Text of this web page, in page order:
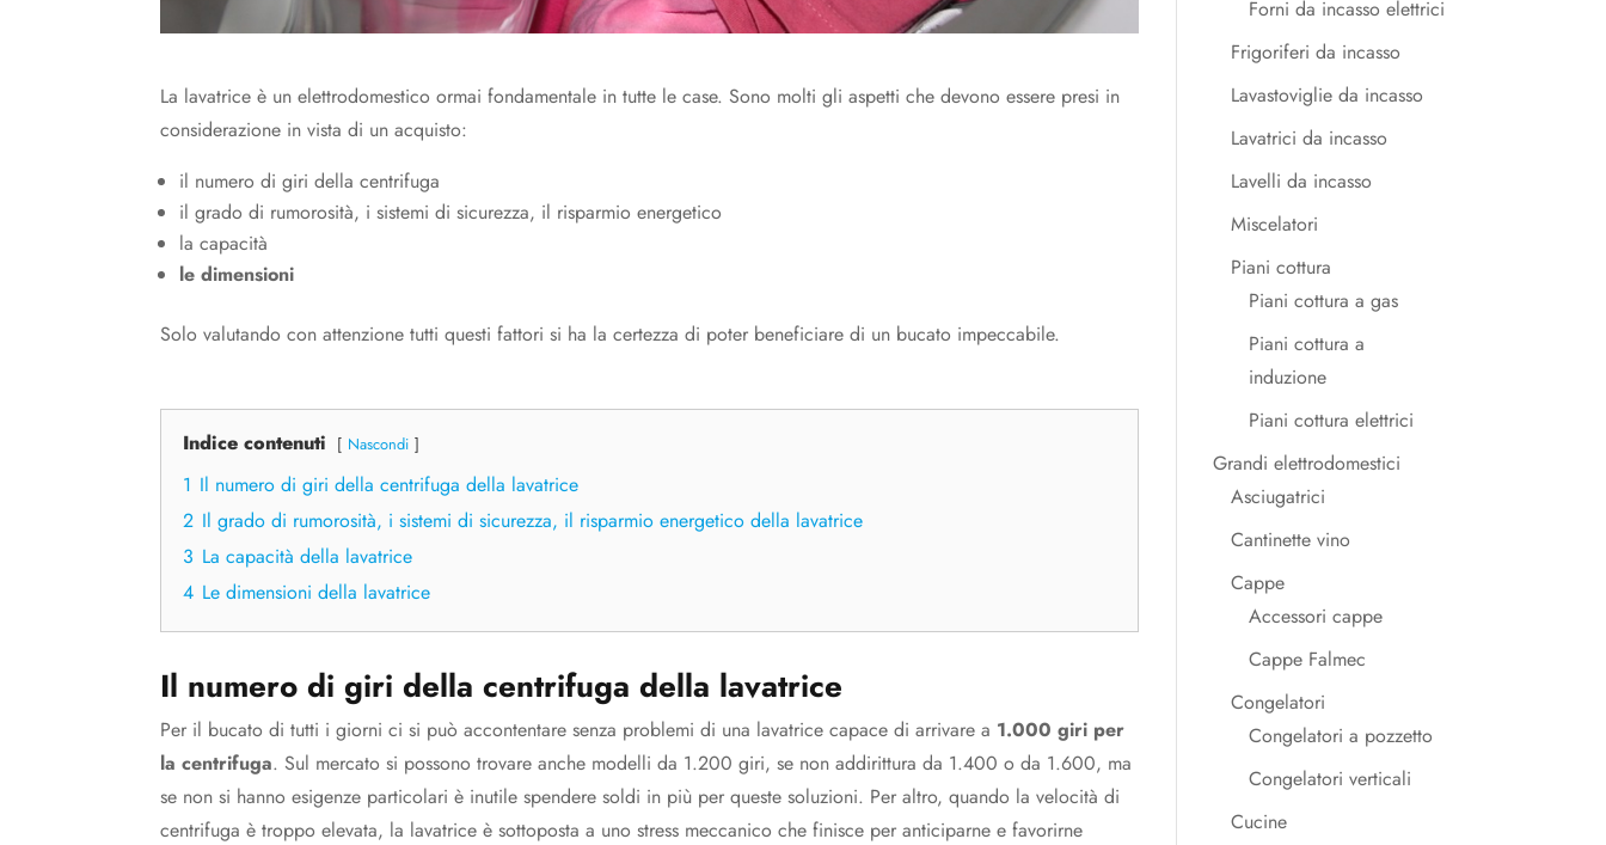
La lavatrice è un elettrodomestico ormai fondamentale in tutte le case. Sono molti gli aspetti che devono essere presi in
considerazione in vista di un acquisto:
il numero di giri della centrifuga
il grado di rumorosità, i sistemi di sicurezza, il risparmio energetico
la capacità
le dimensioni
Solo valutando con attenzione tutti questi fattori si ha la certezza di poter beneficiare di un bucato impeccabile.
Indice contenuti Nascondi
1 Il numero di giri della centrifuga della lavatrice
2 Il grado di rumorosità, i sistemi di sicurezza, il risparmio energetico della lavatrice
3 La capacità della lavatrice
4 Le dimensioni della lavatrice
Il numero di giri della centrifuga della lavatrice
Per il bucato di tutti i giorni ci si può accontentare senza problemi di una lavatrice capace di arrivare a 1.000 giri per
la centrifuga. Sul mercato si possono trovare anche modelli da 1.200 giri, se non addirittura da 1.400 o da 1.600, ma
se non si hanno esigenze particolari è inutile spendere soldi in più per queste soluzioni. Per altro, quando la velocità di
centrifuga è troppo elevata, la lavatrice è sottoposta a uno stress meccanico che finisce per anticiparne e favorirne
Forni da incasso elettrici
Frigoriferi da incasso
Lavastoviglie da incasso
Lavatrici da incasso
Lavelli da incasso
Miscelatori
Piani cottura
Piani cottura a gas
Piani cottura a
induzione
Piani cottura elettrici
Grandi elettrodomestici
Asciugatrici
Cantinette vino
Cappe
Accessori cappe
Cappe Falmec
Congelatori
Congelatori a pozzetto
Congelatori verticali
Cucine